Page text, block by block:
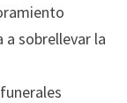
sobrellevar la